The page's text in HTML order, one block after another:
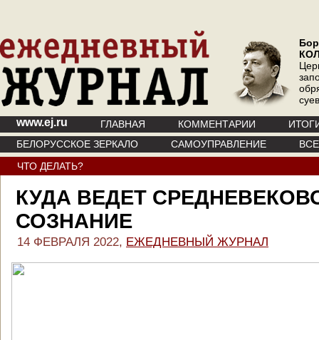
www.ej.ru ГЛАВНАЯ КОММЕНТАРИИ
БЕЛОРУССКОЕ ЗЕРКАЛО
САМОУПРАВЛЕНИЕ
ЧТО ДЕЛАТЬ?
КУДА ВЕДЕТ
СОЗНАНИЕ
14 ФЕВРАЛЯ 2022, ЕЖЕДНЕВНЫЙ ЖУРНАЛ